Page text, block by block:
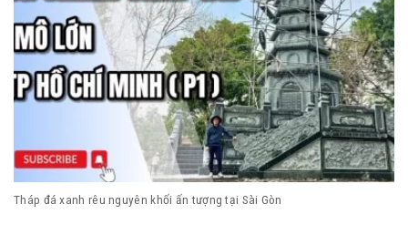
Tháp đá xanh rêu nguyên khối ấn tượng tại Sài Gòn